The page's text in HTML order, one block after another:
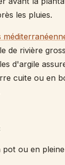
les pluies.
de rivière
d'argile
cuite ou en
ou en